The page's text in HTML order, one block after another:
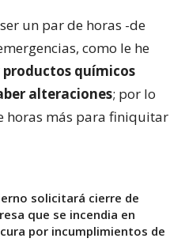
un par de horas -de
como le he
químicos
alteraciones; por lo
horas más para finiquitar
solicitará cierre de
que se incendia en
por incumplimientos de